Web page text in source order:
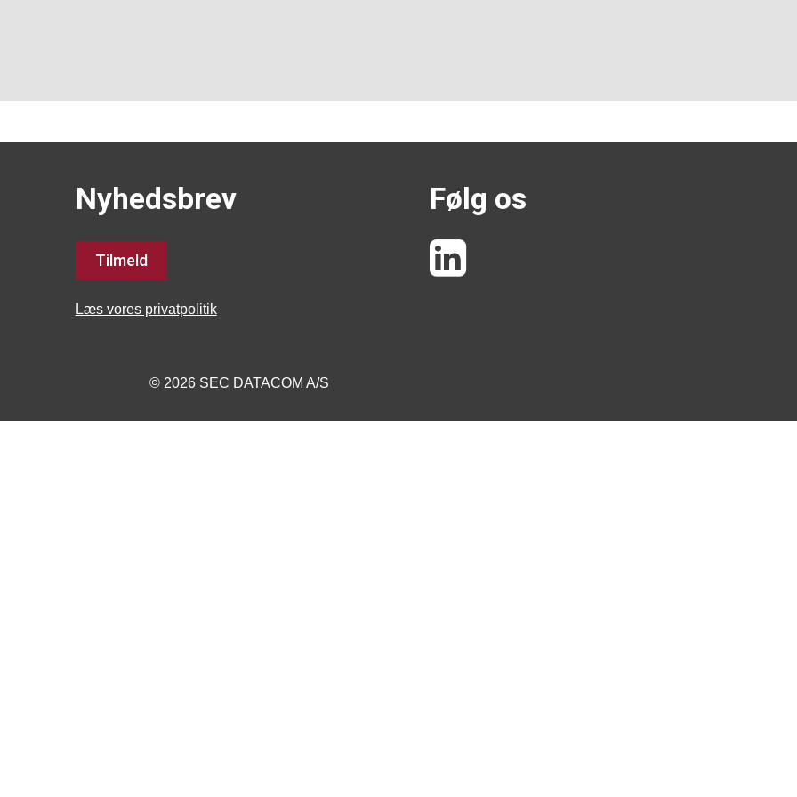
Nyhedsbrev
Tilmeld
Læs vores privatpolitik
Følg os
© 2026 SEC DATACOM A/S